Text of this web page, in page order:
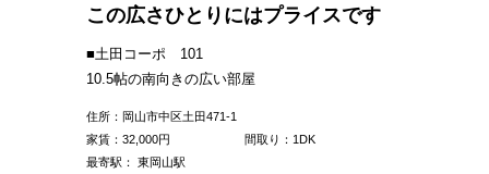
この広さひとりにはプライスです
■土田コーポ 101
10.5帖の南向きの広い部屋
住所：岡山市中区土田471-1
家賃： 32,000円
間取り：1DK
最寄駅： 東岡山駅